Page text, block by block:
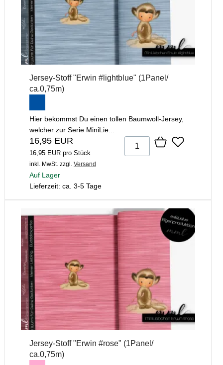
Jersey-Stoff "Erwin #lightblue" (1Panel/
ca.0,75m)
Hier bekommst Du einen tollen Baumwoll-Jersey,
welcher zur Serie MiniLie...
16,95 EUR
16,95 EUR pro Stück
inkl. MwSt. zzgl. Versand
Auf Lager
Lieferzeit: ca. 3-5 Tage
Jersey-Stoff "Erwin #rose" (1Panel/
ca.0,75m)